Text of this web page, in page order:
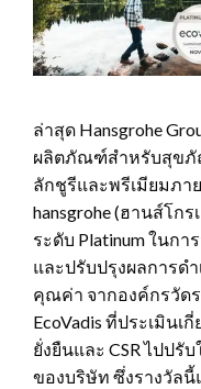
ล่าสุด Hansgrohe
ผลิตภัณฑ์สำหรับสุขภั
ลักชูรีและพรีเมียมภา
hansgrohe (ฮานส์โก
ระดับ Platinum ในก
และปรับปรุงผลการด
คุณค่า จากองค์กรวัด
EcoVadis ที่ประเมิน
ยั่งยืนและ CSR ไปปรั
ของบริษัท ซึ่งรางวัลนี้